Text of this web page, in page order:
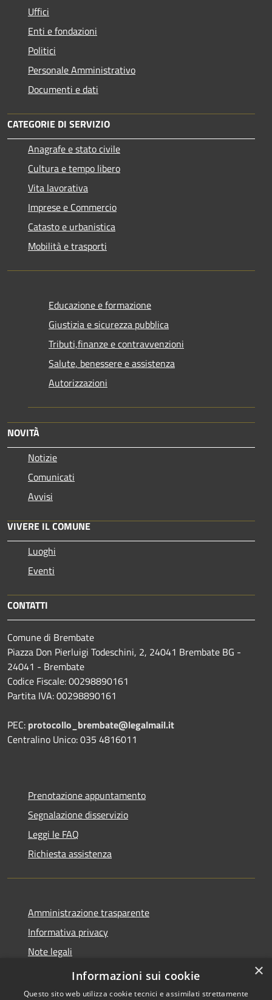
Uffici
Enti e fondazioni
Politici
Personale Amministrativo
Documenti e dati
CATEGORIE DI SERVIZIO
Anagrafe e stato civile
Cultura e tempo libero
Vita lavorativa
Imprese e Commercio
Catasto e urbanistica
Mobilità e trasporti
Educazione e formazione
Giustizia e sicurezza pubblica
Tributi,finanze e contravvenzioni
Salute, benessere e assistenza
Autorizzazioni
NOVITÀ
Notizie
Comunicati
Avvisi
VIVERE IL COMUNE
Luoghi
Eventi
CONTATTI
Comune di Brembate
Piazza Don Pierluigi Todeschini, 2, 24041 Brembate BG -
24041 - Brembate
Codice Fiscale: 00298890161
Partita IVA: 00298890161
PEC: protocollo_brembate@legalmail.it
Centralino Unico: 035 4816011
Prenotazione appuntamento
Segnalazione disservizio
Leggi le FAQ
Richiesta assistenza
Amministrazione trasparente
Informativa privacy
Note legali
Dichiarazione di accessibilità
×
Informazioni sui cookie
Questo sito web utilizza cookie tecnici e assimilati strettamente